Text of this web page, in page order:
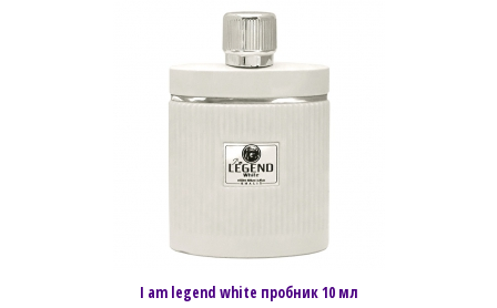
I am legend white пробник 10 мл